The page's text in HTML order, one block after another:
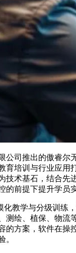
公司推出的傲睿尔
育培训与行业应用
技术基石，结合先
的前提下提升学员
化教学与分级训练
测绘、植保、物流
的方案，软件在操
。